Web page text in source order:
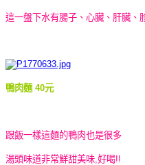
這一盤下水有腸子、心臟、肝臟、
鴨肉麵 40元
跟飯一樣這麵的鴨肉也是很多
湯頭味道非常鮮甜美味,好喝!!